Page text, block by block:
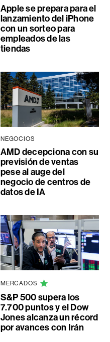
Apple se prepara para el
lanzamiento del iPhone
con un sorteo para
empleados de las
tiendas
NEGOCIOS
AMD decepciona con su
previsión de ventas
pese al auge del
negocio de centros de
datos de IA
MERCADOS
S&P 500 supera los
7.700 puntos y el Dow
Jones alcanza un récord
por avances con Irán